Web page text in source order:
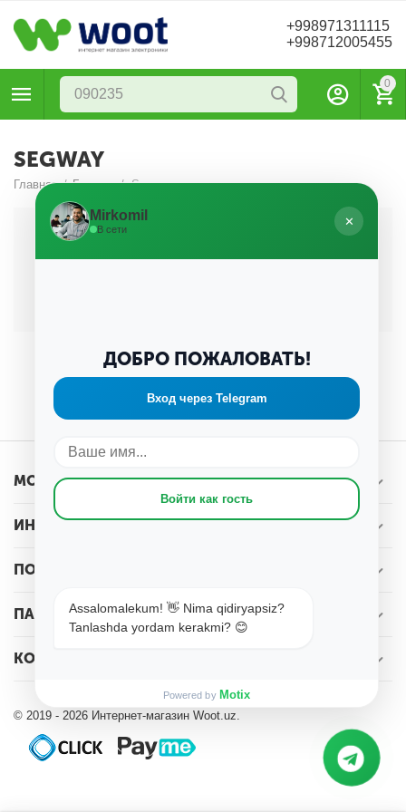
+998971311115
+998712005455
0
SEGWAY
Главная / Бренды / Segway
МОЯ УЧЕТНАЯ ЗАПИСЬ
ИНТЕРНЕТ-МАГАЗИН WOOT.UZ
ПОКУПАТЕЛЬСКИЙ СЕРВИС
ПАРТНЕРАМ
КОНТАКТЫ
© 2019 - 2026 Интернет-магазин Woot.uz.
Mirkomil
В сети
✕
ДОБРО ПОЖАЛОВАТЬ!
Вход через Telegram
Войти как гость
Assalomalekum! 👋 Nima qidiryapsiz?
Tanlashda yordam kerakmi? 😊
Powered by Motix